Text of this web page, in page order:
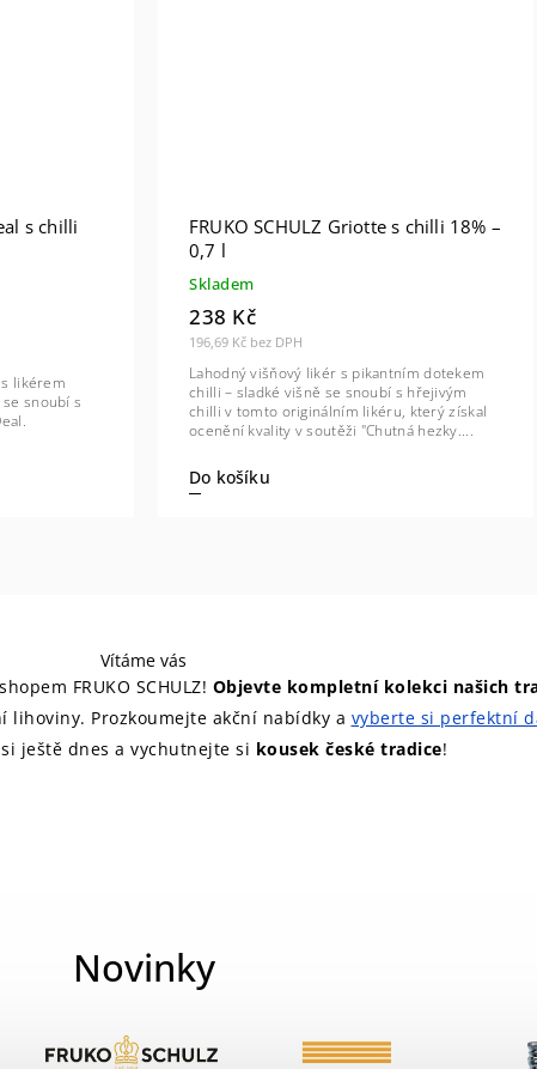
s chilli
likérem
snoubí s
FRUKO SCHULZ Griotte s chilli 18% –
0,7 l
Skladem
196,69 Kč bez DPH
238 Kč
Do košíku
Lahodný višňový likér s pikantním dotekem
chilli – sladké višně se snoubí s hřejivým
chilli v tomto originálním likéru, který získal
ocenění kvality v soutěži "Chutná hezky....
Vítáme vás
FRUKO SCHULZ! Objevte kompletní kolekci našich
lihoviny. Prozkoumejte akční nabídky a vyberte si perfektní
ještě dnes a vychutnejte si kousek české tradice!
Novinky